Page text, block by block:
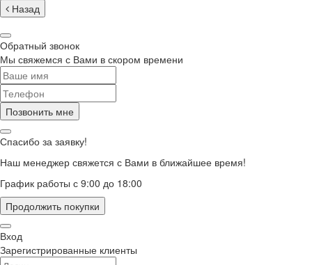
Назад
Обратный звонок
Мы свяжемся с Вами в скором времени
Позвонить мне
Спасибо за заявку!
Наш менеджер свяжется с Вами в ближайшее время!
График работы с 9:00 до 18:00
Продолжить покупки
Вход
Зарегистрированные клиенты